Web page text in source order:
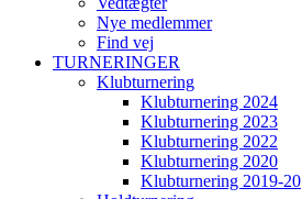
Nye medlemmer
Find vej
TURNERINGER
Klubturnering
Klubturnering 2024
Klubturnering 2023
Klubturnering 2022
Klubturnering 2020
Klubturnering 2019-20